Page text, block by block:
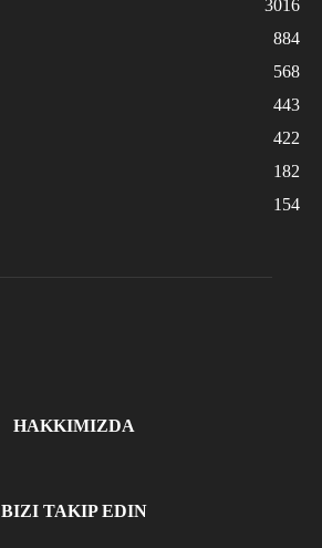
3016
884
568
443
422
182
154
HAKKIMIZDA
BIZI TAKIP EDIN